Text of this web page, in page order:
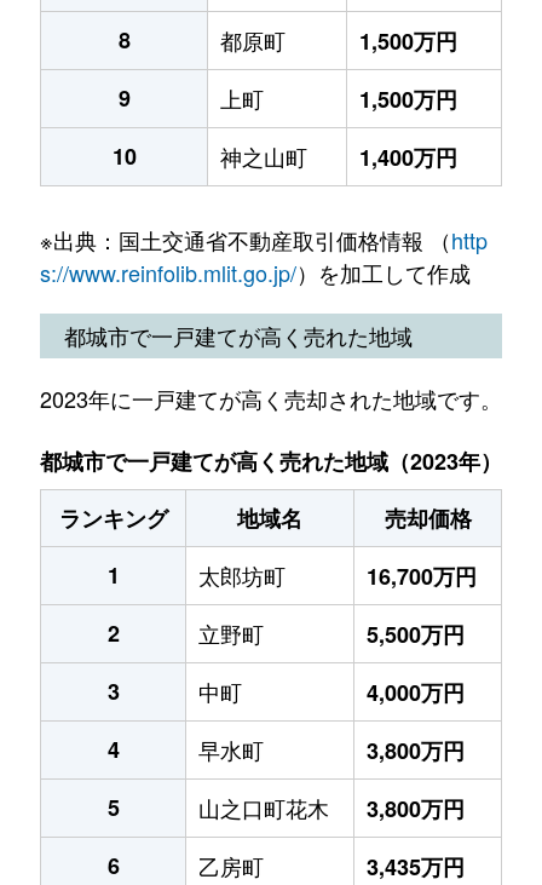
8
都原町
1,500万円
9
上町
1,500万円
10
神之山町 1,400万円
※出典：国土交通省不動産取引価格情報 （http
s://www.reinfolib.mlit.go.jp/）を加工して作成
都城市で一戸建てが高く売れた地域
2023年に一戸建てが高く売却された地域です。
都城市で一戸建てが高く売れた地域（2023年）
ランキング
地域名
売却価格
1
太郎坊町
16,700万円
2
立野町
5,500万円
3
中町
4,000万円
4
早水町
3,800万円
5
山之口町花木
3,800万円
6
乙房町
3,435万円